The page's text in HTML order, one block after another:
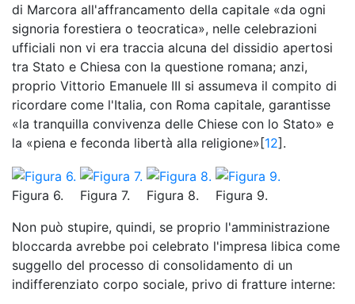
di Marcora all'affrancamento della capitale «da ogni
signoria forestiera o teocratica», nelle celebrazioni
ufficiali non vi era traccia alcuna del dissidio apertosi
tra Stato e Chiesa con la questione romana; anzi,
proprio Vittorio Emanuele III si assumeva il compito di
ricordare come l'Italia, con Roma capitale, garantisse
«la tranquilla convivenza delle Chiese con lo Stato» e
la «piena e feconda libertà alla religione»[12].
Figura 6. Figura 7. Figura 8.
Figura 9.
Non può stupire, quindi, se proprio l'amministrazione
bloccarda avrebbe poi celebrato l'impresa libica come
suggello del processo di consolidamento di un
indifferenziato corpo sociale, privo di fratture interne: